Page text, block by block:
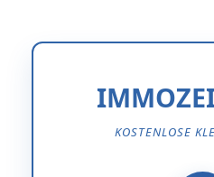
KOSTENLOSE